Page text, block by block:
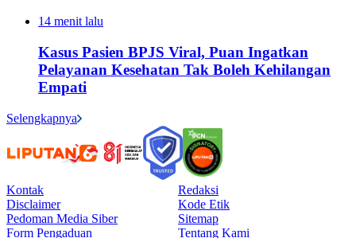
14 menit lalu
Kasus Pasien BPJS Viral, Puan Ingatkan
Pelayanan Kesehatan Tak Boleh Kehilangan
Empati
Selengkapnya
Kontak
Redaksi
Disclaimer
Kode Etik
Pedoman Media Siber
Sitemap
Form Pengaduan
Tentang Kami